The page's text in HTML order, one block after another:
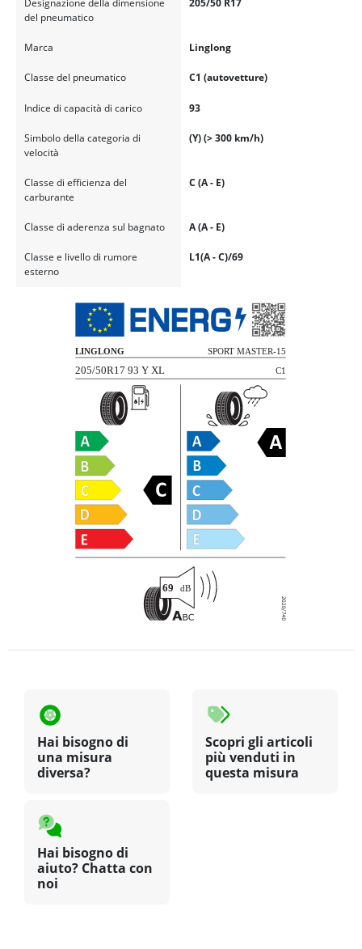
Designazione della dimensione
del pneumatico
205/50 R17
Marca Linglong
Classe del pneumatico C1 (autovetture)
Indice di capacità di carico 93
Simbolo della categoria di
velocità
(Y) (> 300 km/h)
Classe di efficienza del
carburante
C (A - E)
Classe di aderenza sul bagnato A (A - E)
Classe e livello di rumore
esterno
L1(A - C)/69
Hai bisogno di
una misura
diversa?
Scopri gli articoli
più venduti in
questa misura
Hai bisogno di
aiuto? Chatta con
noi